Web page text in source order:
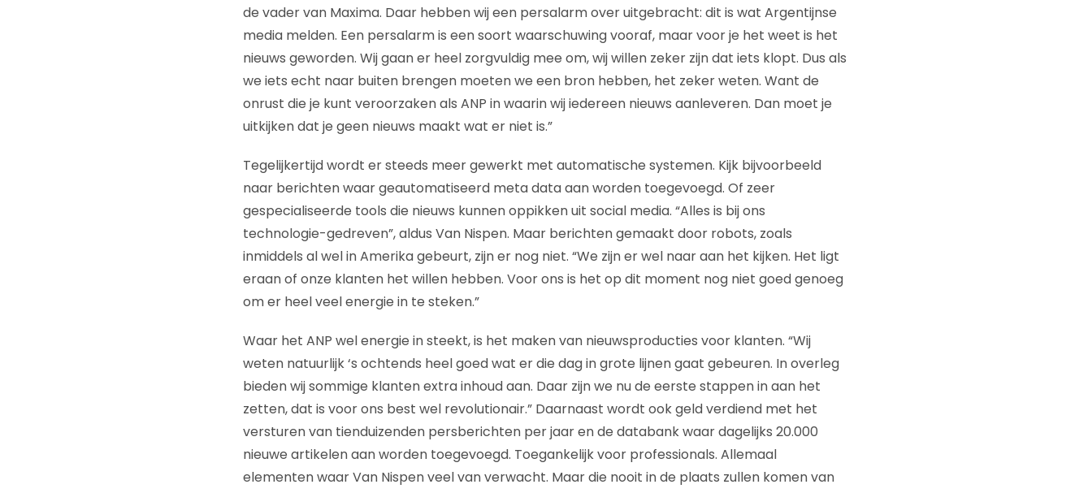
de vader van Maxima. Daar hebben wij een persalarm over uitgebracht: dit is wat Argentijnse
media melden. Een persalarm is een soort waarschuwing vooraf, maar voor je het weet is het
nieuws geworden. Wij gaan er heel zorgvuldig mee om, wij willen zeker zijn dat iets klopt. Dus als
we iets echt naar buiten brengen moeten we een bron hebben, het zeker weten. Want de
onrust die je kunt veroorzaken als ANP in waarin wij iedereen nieuws aanleveren. Dan moet je
uitkijken dat je geen nieuws maakt wat er niet is.”
Tegelijkertijd wordt er steeds meer gewerkt met automatische systemen. Kijk bijvoorbeeld
naar berichten waar geautomatiseerd meta data aan worden toegevoegd. Of zeer
gespecialiseerde tools die nieuws kunnen oppikken uit social media. “Alles is bij ons
technologie-gedreven”, aldus Van Nispen. Maar berichten gemaakt door robots, zoals
inmiddels al wel in Amerika gebeurt, zijn er nog niet. “We zijn er wel naar aan het kijken. Het ligt
eraan of onze klanten het willen hebben. Voor ons is het op dit moment nog niet goed genoeg
om er heel veel energie in te steken.”
Waar het ANP wel energie in steekt, is het maken van nieuwsproducties voor klanten. “Wij
weten natuurlijk ‘s ochtends heel goed wat er die dag in grote lijnen gaat gebeuren. In overleg
bieden wij sommige klanten extra inhoud aan. Daar zijn we nu de eerste stappen in aan het
zetten, dat is voor ons best wel revolutionair.” Daarnaast wordt ook geld verdiend met het
versturen van tienduizenden persberichten per jaar en de databank waar dagelijks 20.000
nieuwe artikelen aan worden toegevoegd. Toegankelijk voor professionals. Allemaal
elementen waar Van Nispen veel van verwacht. Maar die nooit in de plaats zullen komen van